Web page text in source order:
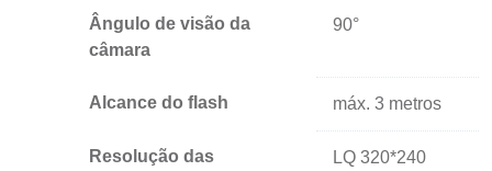
Ângulo de visão da
câmara
90°
Alcance do flash máx. 3 metros
Resolução das
LQ 320*240